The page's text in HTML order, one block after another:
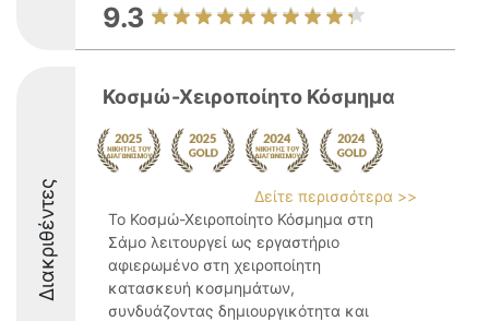
9.3
Διακριθέντες
Κοσμώ-Χειροποίητο Κόσμημα
Δείτε περισσότερα >>
Το Κοσμώ-Χειροποίητο Κόσμημα στη
Σάμο λειτουργεί ως εργαστήριο
αφιερωμένο στη χειροποίητη
κατασκευή κοσμημάτων,
συνδυάζοντας δημιουργικότητα και